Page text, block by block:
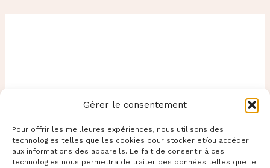
Gérer le consentement
Pour offrir les meilleures expériences, nous utilisons des
technologies telles que les cookies pour stocker et/ou accéder
aux informations des appareils. Le fait de consentir à ces
technologies nous permettra de traiter des données telles que le